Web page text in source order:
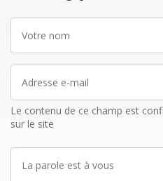
nom
mail
Le contenu de ce champ est
sur le site
parole